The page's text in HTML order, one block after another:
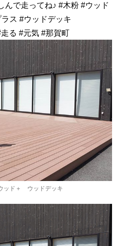
んで走ってね♪ #木粉 #ウッド
ス #ウッドデッキ
る #元気 #那賀町
ッド＋ ウッドデッキ